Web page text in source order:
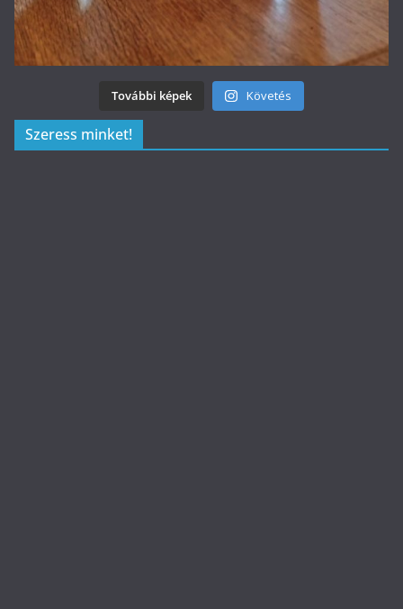
További képek Követés
Szeress minket!